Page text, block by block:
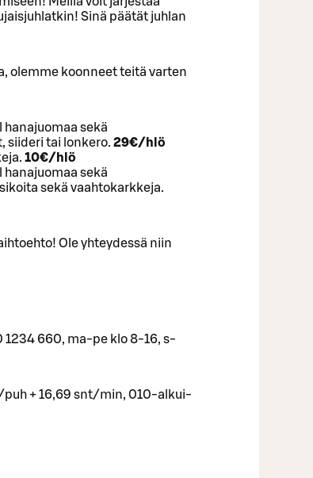
Sinä päätät juhlan
olemme koonneet teitä varten
sekä
siideri tai lonkero. 29€/hlö
10€/hlö
sekä
sekä vaahtokarkkeja.
Ole yhteydessä niin
1234 660, ma-pe klo 8-16, s-
puh + 16,69 snt/min, 010-al­kui­